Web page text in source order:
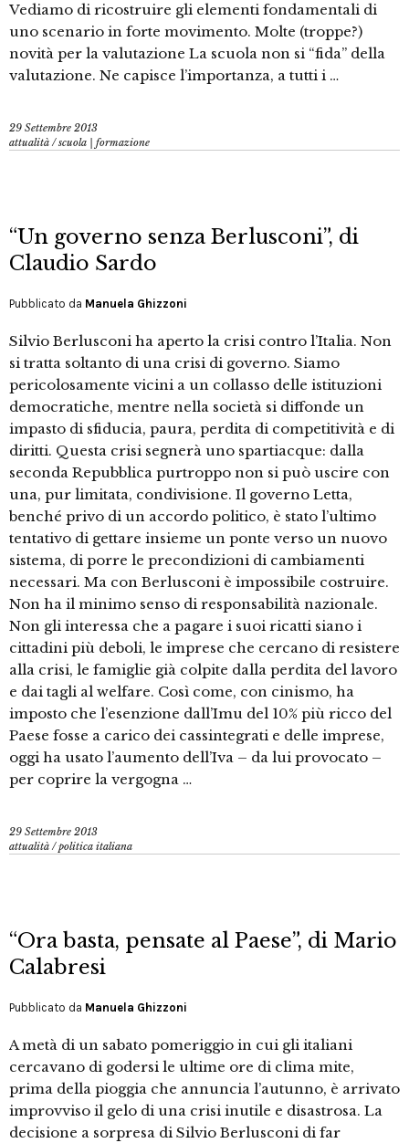
Vediamo di ricostruire gli elementi fondamentali di
uno scenario in forte movimento. Molte (troppe?)
novità per la valutazione La scuola non si “fida” della
valutazione. Ne capisce l’importanza, a tutti i …
29 Settembre 2013
attualità /scuola | formazione
“Un governo senza Berlusconi”, di
Claudio Sardo
Pubblicato da Manuela Ghizzoni
Silvio Berlusconi ha aperto la crisi contro l’Italia. Non
si tratta soltanto di una crisi di governo. Siamo
pericolosamente vicini a un collasso delle istituzioni
democratiche, mentre nella società si diffonde un
impasto di sfiducia, paura, perdita di competitività e di
diritti. Questa crisi segnerà uno spartiacque: dalla
seconda Repubblica purtroppo non si può uscire con
una, pur limitata, condivisione. Il governo Letta,
benché privo di un accordo politico, è stato l’ultimo
tentativo di gettare insieme un ponte verso un nuovo
sistema, di porre le precondizioni di cambiamenti
necessari. Ma con Berlusconi è impossibile costruire.
Non ha il minimo senso di responsabilità nazionale.
Non gli interessa che a pagare i suoi ricatti siano i
cittadini più deboli, le imprese che cercano di resistere
alla crisi, le famiglie già colpite dalla perdita del lavoro
e dai tagli al welfare. Così come, con cinismo, ha
imposto che l’esenzione dall’Imu del 10% più ricco del
Paese fosse a carico dei cassintegrati e delle imprese,
oggi ha usato l’aumento dell’Iva – da lui provocato –
per coprire la vergogna …
29 Settembre 2013
attualità /politica italiana
“Ora basta, pensate al Paese”, di Mario
Calabresi
Pubblicato da Manuela Ghizzoni
A metà di un sabato pomeriggio in cui gli italiani
cercavano di godersi le ultime ore di clima mite,
prima della pioggia che annuncia l’autunno, è arrivato
improvviso il gelo di una crisi inutile e disastrosa. La
decisione a sorpresa di Silvio Berlusconi di far